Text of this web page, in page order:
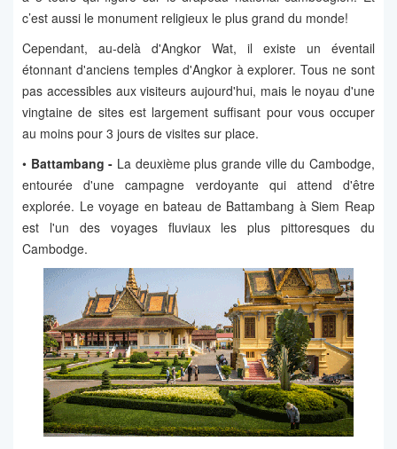
c’est aussi le monument religieux le plus grand du monde!
Cependant, au-delà d'Angkor Wat, il existe un éventail
étonnant d'anciens temples d'Angkor à explorer. Tous ne sont
pas accessibles aux visiteurs aujourd'hui, mais le noyau d'une
vingtaine de sites est largement suffisant pour vous occuper
au moins pour 3 jours de visites sur place.
• Battambang - La deuxième plus grande ville du Cambodge,
entourée d'une campagne verdoyante qui attend d'être
explorée. Le voyage en bateau de Battambang à Siem Reap
est l'un des voyages fluviaux les plus pittoresques du
Cambodge.